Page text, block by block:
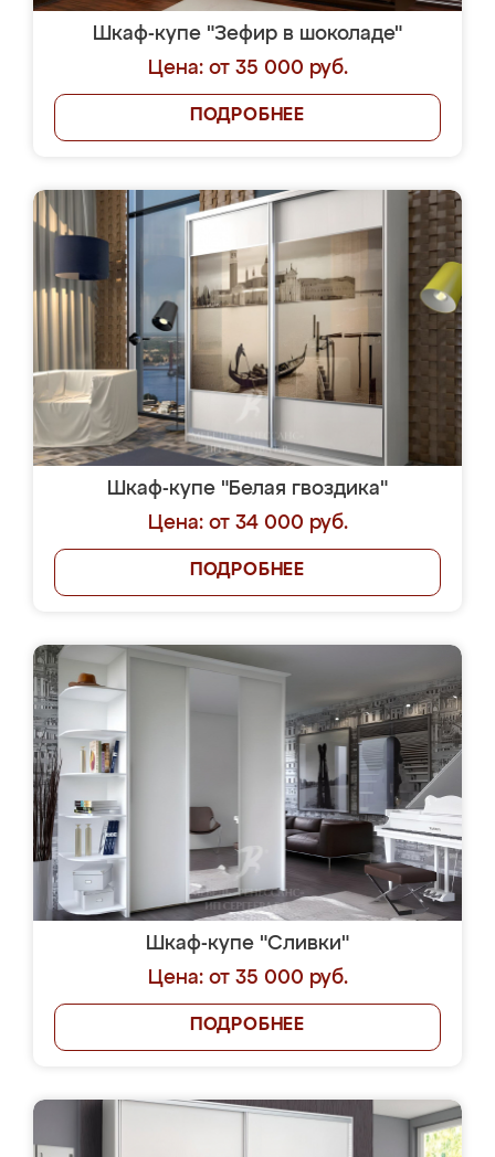
Шкаф-купе "Зефир в шоколаде"
Цена: от 35 000 руб.
ПОДРОБНЕЕ
Шкаф-купе "Белая гвоздика"
Цена: от 34 000 руб.
ПОДРОБНЕЕ
Шкаф-купе "Сливки"
Цена: от 35 000 руб.
ПОДРОБНЕЕ